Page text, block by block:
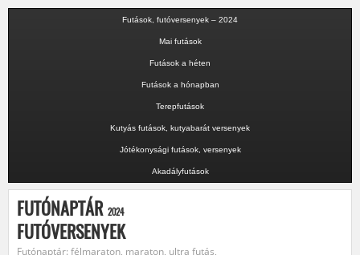
Futások, futóversenyek – 2024
Mai futások
Futások a héten
Futások a hónapban
Terepfutások
Kutyás futások, kutyabarát versenyek
Jótékonysági futások, versenyek
Akadályfutások
FUTÓNAPTÁR 2024
FUTÓVERSENYEK
Futónaptár: félmaraton, maraton, ultra futás,